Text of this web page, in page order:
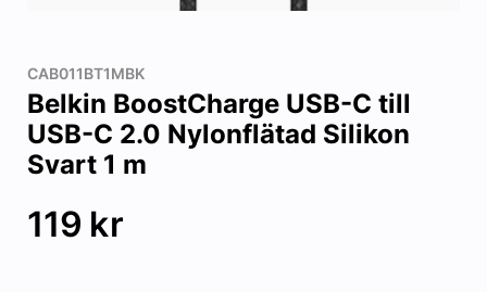
CAB011BT1MBK
Belkin BoostCharge USB-C till
USB-C 2.0 Nylonflätad Silikon
Svart 1 m
119 kr